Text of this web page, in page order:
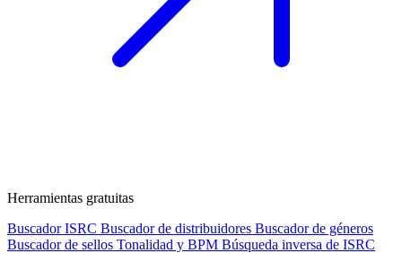
Herramientas gratuitas
Buscador ISRC Buscador de distribuidores Buscador de géneros
Buscador de sellos Tonalidad y BPM Búsqueda inversa de ISRC